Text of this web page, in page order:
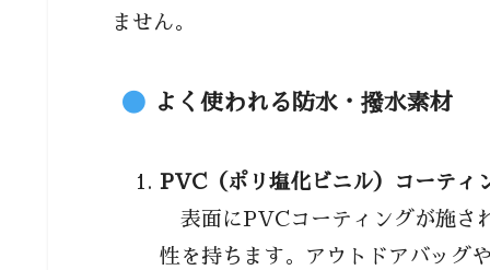
やってはいけない誤った保管
「雨の日に助かった」とい
「思ったより防水性が弱か
ません。
よく使われる防水・撥水素材
PVC（ポリ塩化ビニル）コーティ
表面にPVCコーティングが施さ
性を持ちます。アウトドアバッグ